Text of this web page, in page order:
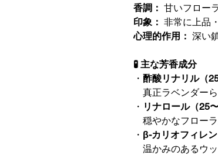
香調： 甘いフロー
印象： 非常に上品
心理的作用： 深い
🧪 主な芳香成分
・ 酢酸リナリル（
真正ラベンダー
・ リナロール（25
穏やかなフロー
・ β-カリオフィレン
温かみのあるウ